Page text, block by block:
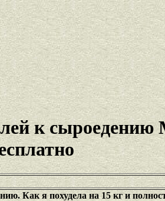
к сыроедению
Как я похудела на 15 кг и